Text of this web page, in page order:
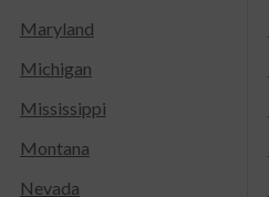
Maryland
Michigan
Mississippi
Montana
Nevada